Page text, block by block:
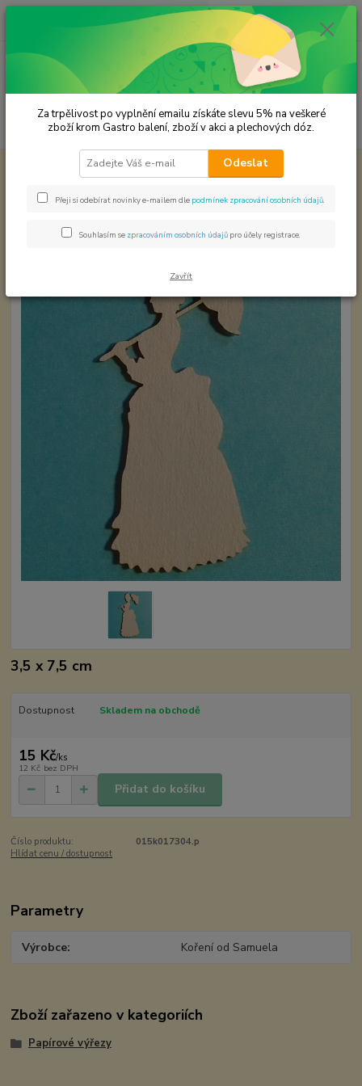
Menu
Hledat
ks
za 0,00 Kč
Papírové výřezy Anglická dáma 1 ks
Anglická dáma 1 ks
3,5 x 7,5 cm
Dostupnost Skladem na obchodě
15 Kč/ks
12 Kč bez DPH
Přidat do košíku
Číslo produktu:
015k017304.p
Hlídat cenu / dostupnost
Parametry
Výrobce Koření od Samuela
Zboží zařazeno v kategoriích
Papírové výřezy
Za trpělivost po vyplnění emailu získáte slevu 5% na veškeré
zboží krom Gastro balení, zboží v akci a plechových dóz.
Odeslat
Přeji si odebírat novinky e-mailem dle podmínek zpracování osobních údajů
Souhlasím se zpracováním osobních údajů pro účely registrace.
Zavřít